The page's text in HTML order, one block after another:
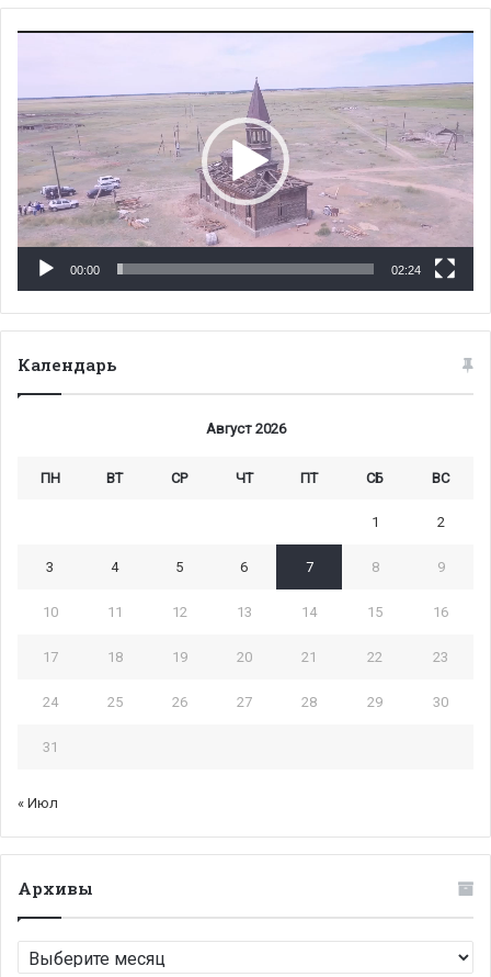
00:00 02:24
Календарь
Август 2026
ПН ВТ СР ЧТ ПТ СБ ВС
1 2
3 4 5 6 7 8 9
10 11 12 13 14 15 16
17 18 19 20 21 22 23
24 25 26 27 28 29 30
31
« Июл
Архивы
Архивы